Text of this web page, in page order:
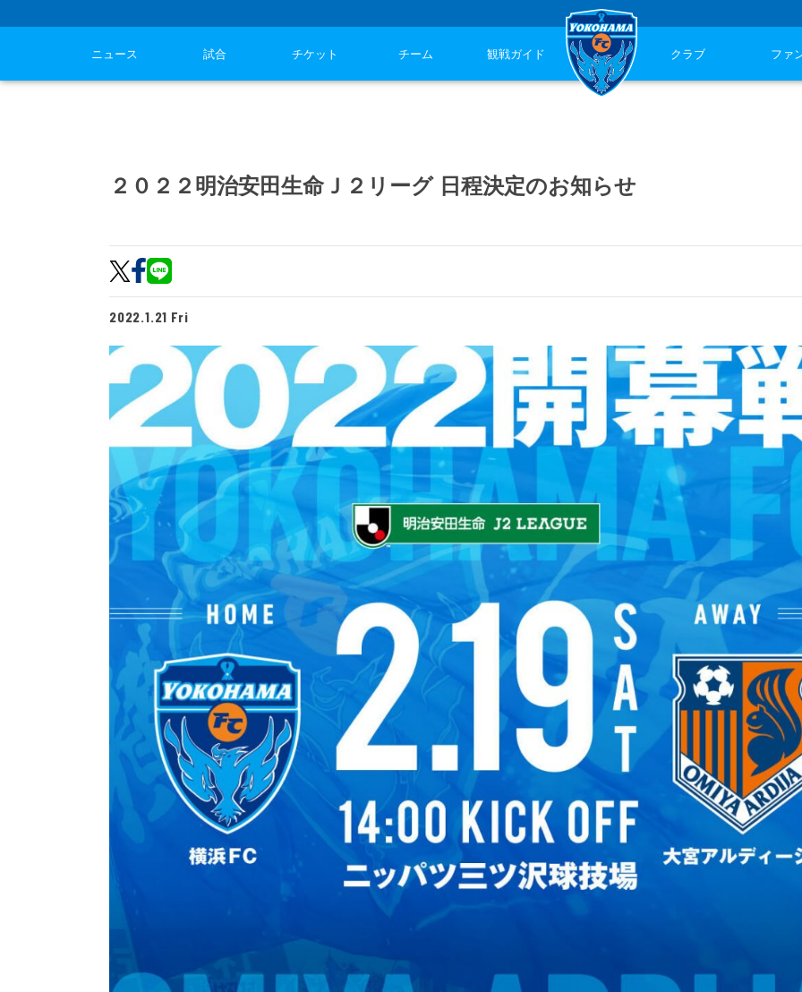
ニュース 試合 チケット チーム 観戦ガイド クラブ ファ
２０２２明治安田生命Ｊ２リーグ 日程決定のお知らせ
2022.1.21 Fri